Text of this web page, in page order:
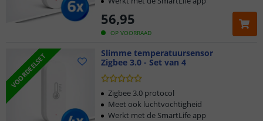
OP VOORRAAD
56,95
VOORDEELSET
Slimme temperatuursensor
Zigbee 3.0 - Set van 4
Zigbee 3.0 protocol
Meet ook luchtvochtigheid
Werkt met de SmartLife app